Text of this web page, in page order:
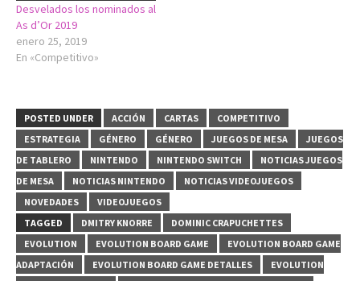
Desvelados los nominados al
As d’Or 2019
enero 25, 2019
En «Competitivo»
POSTED UNDER ACCIÓN CARTAS
COMPETITIVO
ESTRATEGIA
GÉNERO GÉNERO JUEGOS DE MESA
JUEGOS
DE TABLERO
NINTENDO NINTENDO SWITCH
NOTICIAS JUEGOS
DE MESA
NOTICIAS NINTENDO
NOTICIAS VIDEOJUEGOS
NOVEDADES
VIDEOJUEGOS
TAGGED
DMITRY KNORRE
DOMINIC CRAPUCHETTES
EVOLUTION
EVOLUTION BOARD GAME
EVOLUTION BOARD GAME
ADAPTACIÓN
EVOLUTION BOARD GAME DETALLES
EVOLUTION